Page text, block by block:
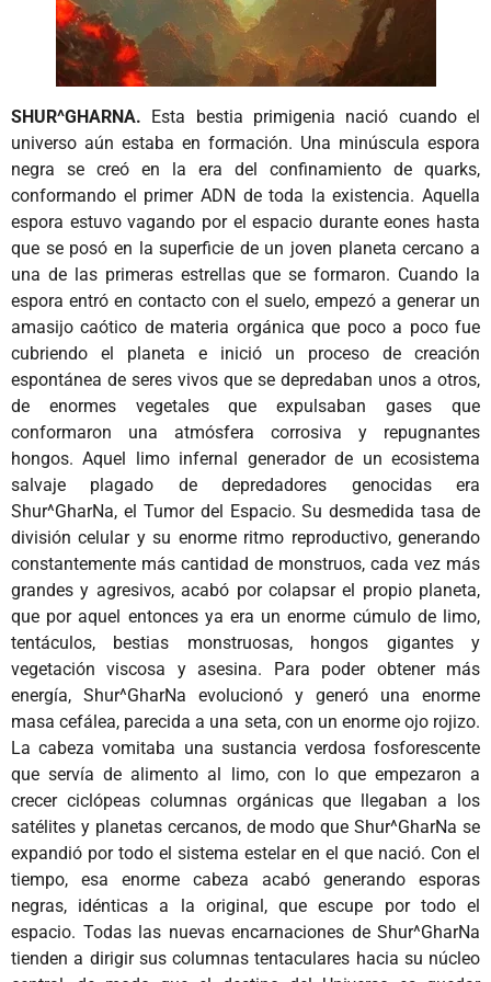
SHUR^GHARNA. Esta bestia primigenia nació cuando el
universo aún estaba en formación. Una minúscula espora
negra se creó en la era del confinamiento de quarks,
conformando el primer ADN de toda la existencia. Aquella
espora estuvo vagando por el espacio durante eones hasta
que se posó en la superficie de un joven planeta cercano a
una de las primeras estrellas que se formaron. Cuando la
espora entró en contacto con el suelo, empezó a generar un
amasijo caótico de materia orgánica que poco a poco fue
cubriendo el planeta e inició un proceso de creación
espontánea de seres vivos que se depredaban unos a otros,
de enormes vegetales que expulsaban gases que
conformaron una atmósfera corrosiva y repugnantes
hongos. Aquel limo infernal generador de un ecosistema
salvaje plagado de depredadores genocidas era
Shur^GharNa, el Tumor del Espacio. Su desmedida tasa de
división celular y su enorme ritmo reproductivo, generando
constantemente más cantidad de monstruos, cada vez más
grandes y agresivos, acabó por colapsar el propio planeta,
que por aquel entonces ya era un enorme cúmulo de limo,
tentáculos, bestias monstruosas, hongos gigantes y
vegetación viscosa y asesina. Para poder obtener más
energía, Shur^GharNa evolucionó y generó una enorme
masa cefálea, parecida a una seta, con un enorme ojo rojizo.
La cabeza vomitaba una sustancia verdosa fosforescente
que servía de alimento al limo, con lo que empezaron a
crecer ciclópeas columnas orgánicas que llegaban a los
satélites y planetas cercanos, de modo que Shur^GharNa se
expandió por todo el sistema estelar en el que nació. Con el
tiempo, esa enorme cabeza acabó generando esporas
negras, idénticas a la original, que escupe por todo el
espacio. Todas las nuevas encarnaciones de Shur^GharNa
tienden a dirigir sus columnas tentaculares hacia su núcleo